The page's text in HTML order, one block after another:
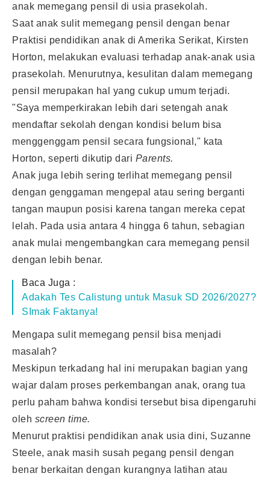
anak memegang pensil di usia prasekolah.
Saat anak sulit memegang pensil dengan benar
Praktisi pendidikan anak di Amerika Serikat, Kirsten
Horton, melakukan evaluasi terhadap anak-anak usia
prasekolah. Menurutnya, kesulitan dalam memegang
pensil merupakan hal yang cukup umum terjadi.
"Saya memperkirakan lebih dari setengah anak
mendaftar sekolah dengan kondisi belum bisa
menggenggam pensil secara fungsional," kata
Horton, seperti dikutip dari Parents.
Anak juga lebih sering terlihat memegang pensil
dengan genggaman mengepal atau sering berganti
tangan maupun posisi karena tangan mereka cepat
lelah. Pada usia antara 4 hingga 6 tahun, sebagian
anak mulai mengembangkan cara memegang pensil
dengan lebih benar.
Baca Juga :
Adakah Tes Calistung untuk Masuk SD 2026/2027?
SImak Faktanya!
Mengapa sulit memegang pensil bisa menjadi
masalah?
Meskipun terkadang hal ini merupakan bagian yang
wajar dalam proses perkembangan anak, orang tua
perlu paham bahwa kondisi tersebut bisa dipengaruhi
oleh screen time.
Menurut praktisi pendidikan anak usia dini, Suzanne
Steele, anak masih susah pegang pensil dengan
benar berkaitan dengan kurangnya latihan atau